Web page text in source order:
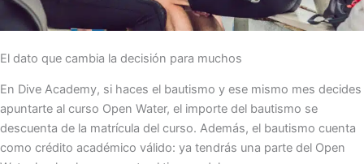
El dato que cambia la decisión para muchos
En Dive Academy, si haces el bautismo y ese mismo mes decides
apuntarte al curso Open Water, el importe del bautismo se
descuenta de la matrícula del curso. Además, el bautismo cuenta
como crédito académico válido: ya tendrás una parte del Open